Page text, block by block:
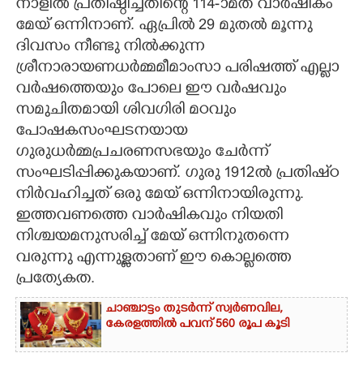
LITERATURE
ZOOM
CONTACT US
നാളിൽ പ്രതിഷ്ഠിച്ചതിന്റെ 114-ാമത് വാർഷികം
മേയ് ഒന്നിനാണ്. ഏപ്രിൽ 29 മുതൽ മൂന്നു
ദിവസം നീണ്ടു നിൽക്കുന്ന
ശ്രീനാരായണധർമ്മമീമാംസാ പരിഷത്ത് എല്ലാ
വർഷത്തെയും പോലെ ഈ വർഷവും
സമുചിതമായി ശിവഗിരി മഠവും
പോഷകസംഘടനയായ
ഗുരുധർമ്മപ്രചരണസഭയും ചേർന്ന്
സംഘടിപ്പിക്കുകയാണ്. ഗുരു 1912ൽ പ്രതിഷ്‌ഠ
നിർവഹിച്ചത് ഒരു മേയ് ഒന്നിനായിരുന്നു.
ഇത്തവണത്തെ വാർഷികവും നിയതി
നിശ്ചയമനുസരിച്ച് മേയ് ഒന്നിനുതന്നെ
വരുന്നു എന്നുള്ളതാണ് ഈ കൊല്ലത്തെ
പ്രത്യേകത.
ചാഞ്ചാട്ടം തുടർന്ന് സ്വർണവില,
കേരളത്തിൽ പവന് 560 രൂപ കൂടി